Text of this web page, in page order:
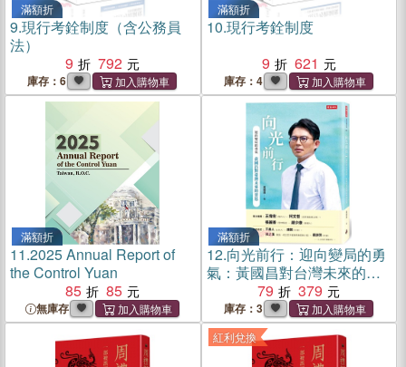
滿額折
9.現行考銓制度（含公務員
法）
9
792
庫存：6
滿額折
10.現行考銓制度
9
621
庫存：4
滿額折
11.2025 Annual Report of
the Control Yuan
85
85
無庫存
滿額折
12.向光前行：迎向變局的勇
氣：黃國昌對台灣未來的省
79 379
庫存：3
紅利兌換